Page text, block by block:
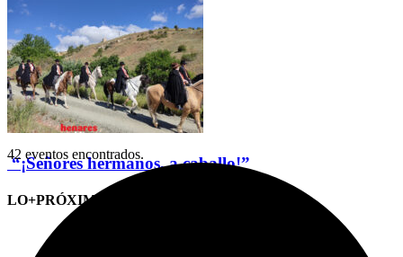
“¡Señores hermanos, a caballo!”
LO+PRÓXIMO (CITAS)
42 eventos encontrados.